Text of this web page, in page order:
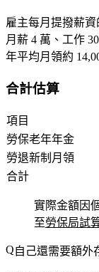
雇主每月提撥薪
月薪 4 萬、工作
年平均月領約
合計估算
項目
勞保老年年金
勞退新制月領
合計
實際金額因
至勞保局試
自己還需要額外